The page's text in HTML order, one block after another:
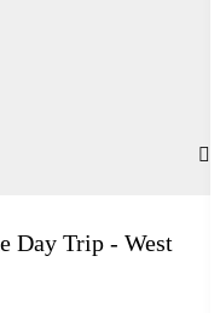
Day Trip - West